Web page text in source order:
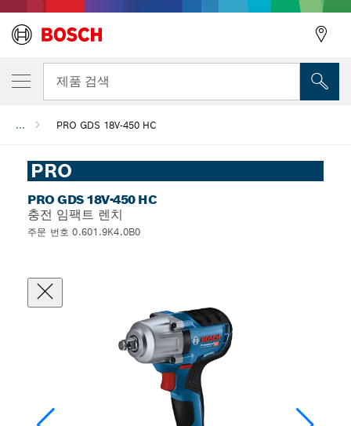
제품 검색
... PRO GDS 18V-450 HC
PRO
PRO GDS 18V-450 HC
충전 임팩트 렌치
주문 번호 0.601.9K4.0B0